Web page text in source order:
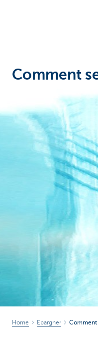
Comment
Home Epargner Comment